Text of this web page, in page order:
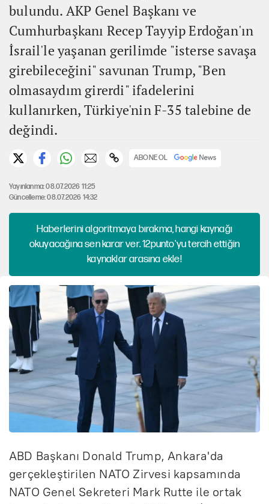
bulundu. AKP Genel Başkanı ve
Cumhurbaşkanı Recep Tayyip Erdoğan'ın
İsrail'le yaşanan gerilimde "isterse savaşa
girebileceğini" savunan Trump, "Ben
olmasaydım girerdi" ifadelerini
kullanırken, Türkiye'nin F-35 talebine de
değindi.
ABONE OL
Yayınlanma: 08.07.2026 11:25
Güncelleme: 08.07.2026 14:32
Haberlerini algoritmaya bırakma, hangi kaynağı
okuyacağına sen karar ver. 12punto'yu tercih ettiğin
kaynaklar arasına ekle!
ABD Başkanı Donald Trump, Ankara'da
gerçekleştirilen NATO Zirvesi kapsamında
NATO Genel Sekreteri Mark Rutte ile ortak